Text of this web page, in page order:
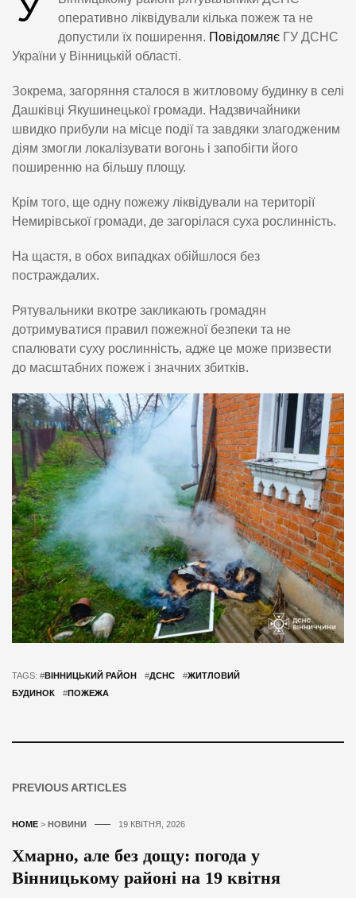
оперативно ліквідували кілька пожеж та не
допустили їх поширення. Повідомляє ГУ ДСНС
України у Вінницькій області.
Зокрема, загоряння сталося в житловому будинку в селі
Дашківці Якушинецької громади. Надзвичайники
швидко прибули на місце події та завдяки злагодженим
діям змогли локалізувати вогонь і запобігти його
поширенню на більшу площу.
Крім того, ще одну пожежу ліквідували на території
Немирівської громади, де загорілася суха рослинність.
На щастя, в обох випадках обійшлося без
постраждалих.
Рятувальники вкотре закликають громадян
дотримуватися правил пожежної безпеки та не
спалювати суху рослинність, адже це може призвести
до масштабних пожеж і значних збитків.
TAGS: #ВІННИЦЬКИЙ РАЙОН #ДСНС #ЖИТЛОВИЙ
БУДИНОК
#ПОЖЕЖА
PREVIOUS ARTICLES
HOME > НОВИНИ 19 КВІТНЯ, 2026
Хмарно, але без дощу: погода у
Вінницькому районі на 19 квітня